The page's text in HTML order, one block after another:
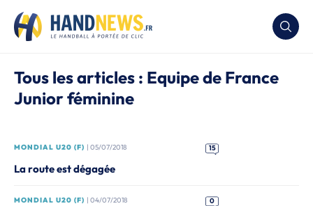
Tous les articles : Equipe de France
Junior féminine
MONDIAL U20 (F) | 05/07/2018 15
La route est dégagée
MONDIAL U20 (F) | 04/07/2018 0